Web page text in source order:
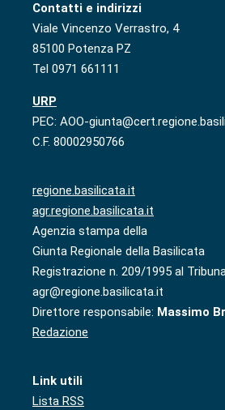
Contatti e indirizzi
Viale Vincenzo Verrastro, 4
85100 Potenza PZ
Tel 0971 661111
URP
PEC: AOO-
C.F. 80002950766
regione.basilicata.it
agr.regione.basilicata.it
Agenzia stampa della
Giunta Regionale della Basilicata
Registrazione n. 209/1995 al
agr@regione.basilicata.it
Direttore responsabile: Massimo
Redazione
Link utili
Lista RSS